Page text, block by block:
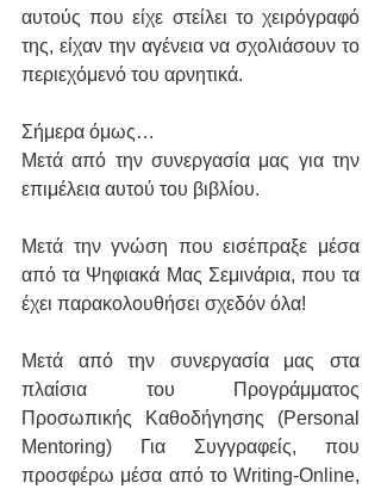
αυτούς που είχε στείλει το χειρόγραφό
της, είχαν την αγένεια να σχολιάσουν το
περιεχόμενό του αρνητικά.
Σήμερα όμως…
Μετά από την συνεργασία μας για την
επιμέλεια αυτού του βιβλίου.
Μετά την γνώση που εισέπραξε μέσα
από τα Ψηφιακά Μας Σεμινάρια, που τα
έχει παρακολουθήσει σχεδόν όλα!
Μετά από την συνεργασία μας στα
πλαίσια του Προγράμματος
Προσωπικής Καθοδήγησης (Personal
Mentoring) Για Συγγραφείς, που
προσφέρω μέσα από το Writing-Online,